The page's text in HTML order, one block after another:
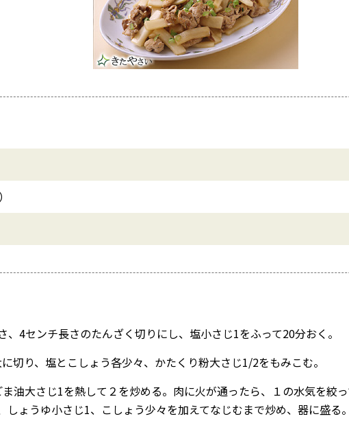
、4センチ長さのたんざく切りにし、塩小さじ1をふって20分おく。
切り、塩とこしょう各少々、かたくり粉大さじ1/2をもみこむ。
油大さじ1を熱して２を炒める。肉に火が通ったら、１の水気を絞
しょうゆ小さじ1、こしょう少々を加えてなじむまで炒め、器に盛る